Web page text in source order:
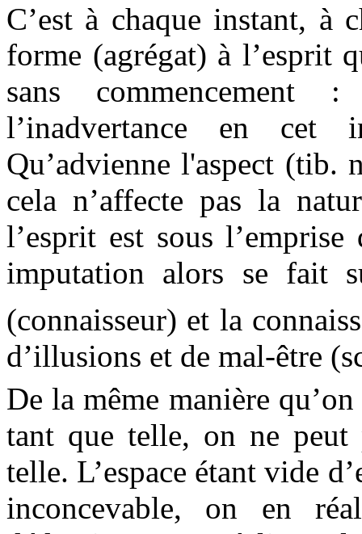
C’est à chaque instant, à
forme (agrégat) à l’esprit
sans commencement
l’inadvertance en cet
Qu’advienne l'aspect (tib.
cela n’affecte pas la
l’esprit est sous
imputation alors se fait
(connaisseur) et la
d’illusions et de mal-être
De la même manière
tant que telle, on ne peut
telle. L’espace étant vide
inconcevable, on en